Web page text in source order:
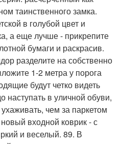
таинственного замка.
в голубой цвет и
а еще лучше - прикрепите
бумаги и раскрасив.
разделите на собственно
1-2 метра у порога
будут четко видеть
наступать в уличной обуви,
чем за паркетом
входной коврик - с
и веселый. 89. В